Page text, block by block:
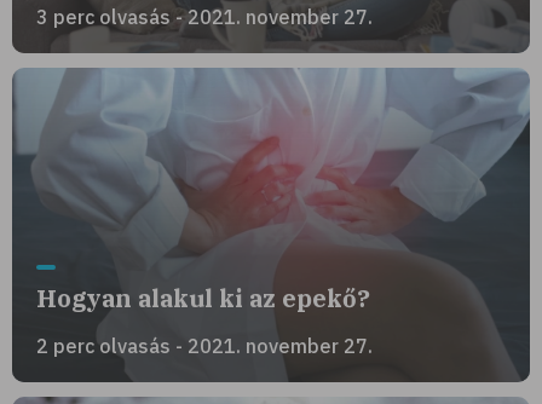
3 perc olvasás - 2021. november 27.
Hogyan alakul ki az epekő?
2 perc olvasás - 2021. november 27.